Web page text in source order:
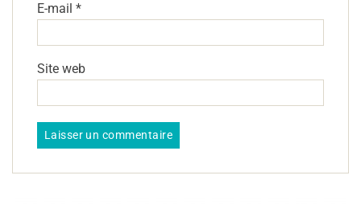
E-mail *
Site web